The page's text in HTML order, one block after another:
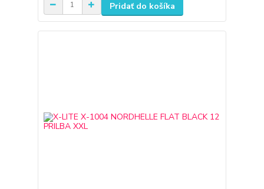
Pridať do košíka